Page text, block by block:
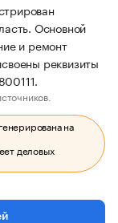
Основной
и ремонт
реквизиты
на
деловых